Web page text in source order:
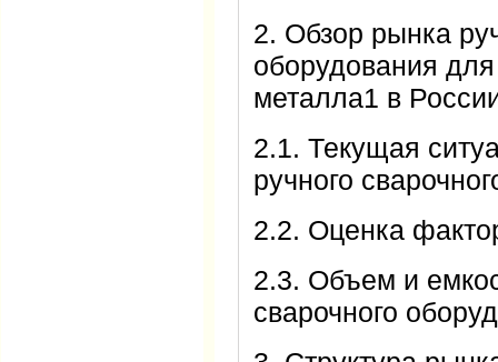
2. Обзор рынка
оборудования
металла1 в
2.1. Текущая
ручного
2.2. Оценка
2.3. Объем и
сварочного